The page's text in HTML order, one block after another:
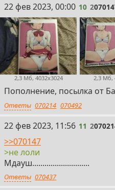
10
22 фев 2023, 00:00 10 2
2,3 Мб, 4032x3024 2,3 Мб,
Пополнение, посылка от
Ответы 070214 070492
11
22 фев 2023, 11:56 11 2
>>070147
>не лоли
Мдауш............................
Ответы 070437